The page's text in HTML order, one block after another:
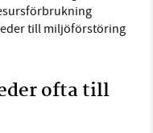
till miljöförstöring
ofta till